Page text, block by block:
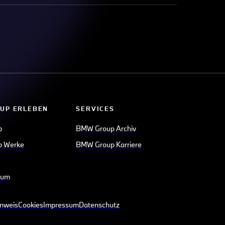
ERLEBEN
Werke
SERVICES
BMW Group Archiv
BMW Group Karriere
CookiesImpressumDatenschutz